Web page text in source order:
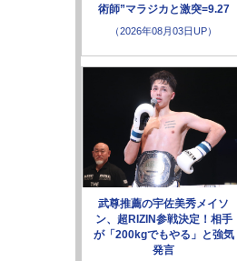
術師”マラジカと激突=9.27
（2026年08月03日UP）
武尊推薦の宇佐美秀メイソ
ン、超RIZIN参戦決定！相手
が「200kgでもやる」と強気
発言